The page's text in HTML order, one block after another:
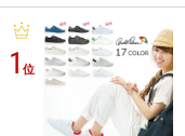
1位